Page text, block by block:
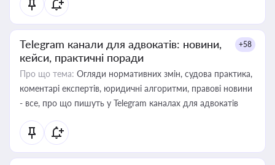
Telegram канали для адвокатів: новини,
кейси, практичні поради
+58
Про що тема: Огляди нормативних змін, судова практика,
коментарі експертів, юридичні алгоритми, правові новини
- все, про що пишуть у Telegram каналах для адвокатів